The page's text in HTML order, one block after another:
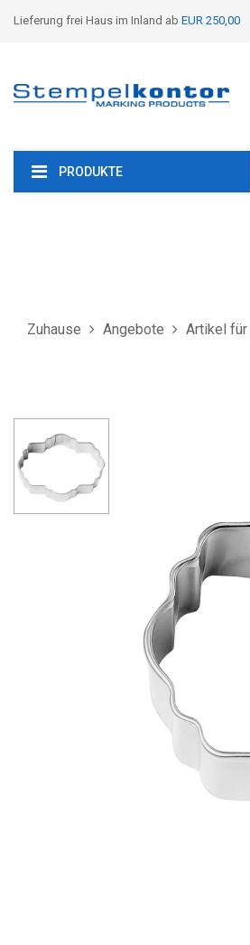
Lieferung frei Haus im Inland ab EUR 250,00
PRODUKTE
Zuhause Angebote Artikel